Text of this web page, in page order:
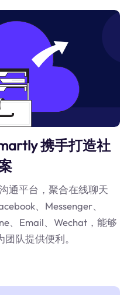
携手打造社
通平台，聚合在线聊天
、Messenger、
、Email、Wechat，能够
队提供便利。